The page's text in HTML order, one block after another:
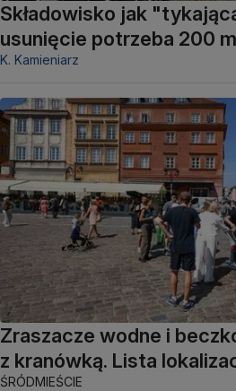
Składowisko jak
usunięcie potrzeba 200
K. Kamieniarz
Zraszacze wodne i
z kranówką. Lista
ŚRÓDMIEŚCIE